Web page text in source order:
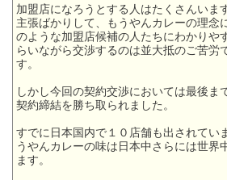
加盟店になろうとする人はたくさんいま
主張ばかりして、もうやんカレーの理念
のような加盟店候補の人たちにわかりや
らいながら交渉するのは並大抵のご苦労
す。
しかし今回の契約交渉においては最後ま
契約締結を勝ち取られました。
すでに日本国内で１０店舗も出されてい
うやんカレーの味は日本中さらには世界
ます。